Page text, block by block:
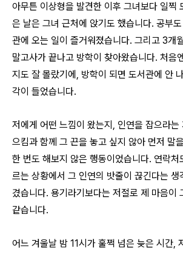
아무튼 이상형을 발견한 이후 그녀보다 일찍
은 날은 그녀 근처에 앉기도 했습니다. 공부
관에 오는 일이 즐거워졌습니다. 그리고 3개
말고사가 끝나고 방학이 찾아왔습니다. 처음
지도 잘 몰랐기에, 방학이 되면 도서관에 안
각이 들었습니다.
저에게 어떤 느낌이 왔는지, 인연을 잡으라는
으킴과 함께 그 끈을 놓고 싶지 않아 먼저 말
한 번도 해보지 않은 행동이었습니다. 연락처
르는 상황에서 그 인연의 밧줄이 끊긴다는 생
겼습니다. 용기라기보다는 저절로 제 마음이
같습니다.
어느 겨울날 밤 11시가 훌쩍 넘은 늦은 시간,